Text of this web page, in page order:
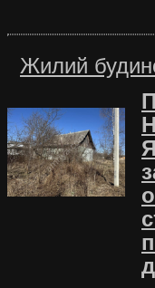
Жилий